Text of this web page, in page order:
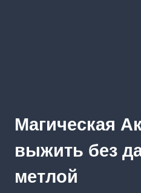
Магическая
выжить без
метлой